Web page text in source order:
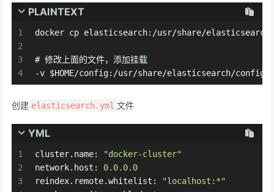
PLAINTEXT
1
2
3
4
docker cp elasticsearch:/usr/share/
# 修改上面的文件，添加挂载
-v $HOME/config:/usr/share/elasticsearch/config
创建 elasticsearch.yml 文件
YML
1
2
3
cluster.name:
"docker-cluster"
network.host:
0.0.0.0
reindex.remote.whitelist:
"localhost:*"